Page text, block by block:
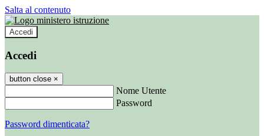
Salta al contenuto
Accedi
Accedi
button close ×
Nome Utente
Password
Password dimenticata?